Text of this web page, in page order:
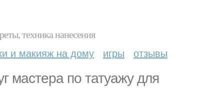
техника нанесения
и макияж на дому игры отзывы
мастера по татуажу для